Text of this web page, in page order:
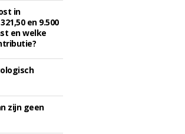
in
en 9.500
en welke
zijn geen